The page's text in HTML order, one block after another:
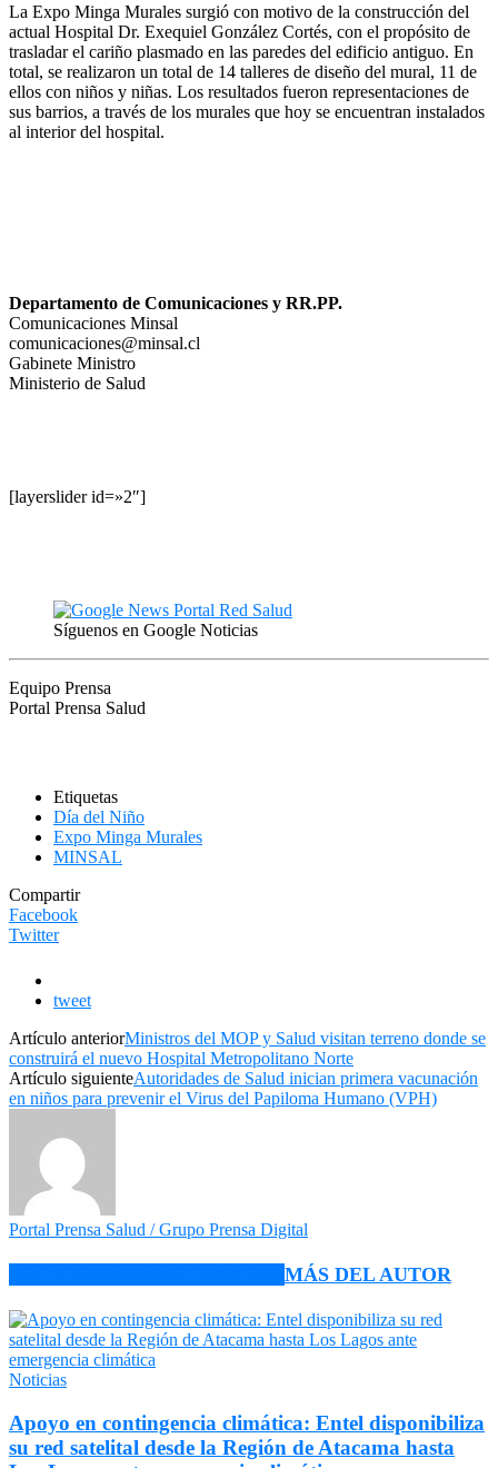
La Expo Minga Murales surgió con motivo de la construcción del
actual Hospital Dr. Exequiel González Cortés, con el propósito de
trasladar el cariño plasmado en las paredes del edificio antiguo. En
total, se realizaron un total de 14 talleres de diseño del mural, 11 de
ellos con niños y niñas. Los resultados fueron representaciones de
sus barrios, a través de los murales que hoy se encuentran instalados
al interior del hospital.
Departamento de Comunicaciones y RR.PP.
Comunicaciones Minsal
comunicaciones@minsal.cl
Gabinete Ministro
Ministerio de Salud
[layerslider id=»2″]
Síguenos en Google Noticias
Equipo Prensa
Portal Prensa Salud
Etiquetas
Día del Niño
Expo Minga Murales
MINSAL
Compartir
Facebook
Twitter
tweet
Artículo anteriorMinistros del MOP y Salud visitan terreno donde se
construirá el nuevo Hospital Metropolitano Norte
Artículo siguienteAutoridades de Salud inician primera vacunación
en niños para prevenir el Virus del Papiloma Humano (VPH)
Portal Prensa Salud / Grupo Prensa Digital
MÁS DEL AUTOR
Noticias
Apoyo en contingencia climática: Entel disponibiliza
su red satelital desde la Región de Atacama hasta